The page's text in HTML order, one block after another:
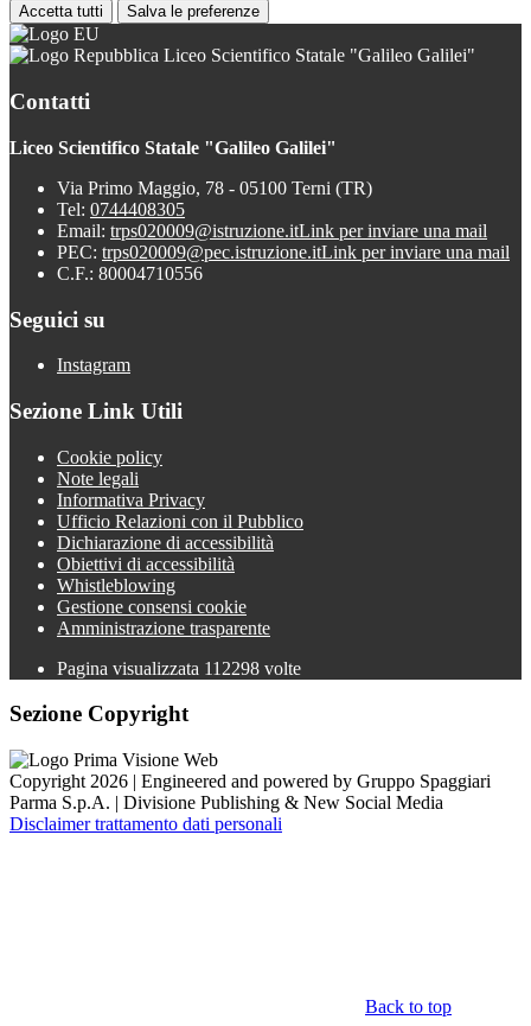
Accetta tutti Salva le preferenze
Liceo Scientifico Statale "Galileo Galilei"
Contatti
Liceo Scientifico Statale "Galileo Galilei"
Via Primo Maggio, 78 - 05100 Terni (TR)
Tel: 0744408305
Email: trps020009@istruzione.itLink per inviare una mail
PEC: trps020009@pec.istruzione.itLink per inviare una mail
C.F.: 80004710556
Seguici su
Instagram
Sezione Link Utili
Cookie policy
Note legali
Informativa Privacy
Ufficio Relazioni con il Pubblico
Dichiarazione di accessibilità
Obiettivi di accessibilità
Whistleblowing
Gestione consensi cookie
Amministrazione trasparente
Pagina visualizzata 112298 volte
Sezione Copyright
Copyright 2026 | Engineered and powered by Gruppo Spaggiari
Parma S.p.A. | Divisione Publishing & New Social Media
Disclaimer trattamento dati personali
Back to top